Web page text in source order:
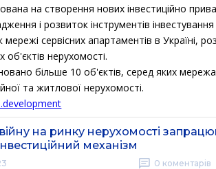
на створення нових інвестиційно
і розвиток інструментів інвестування
сервісних апартаментів в Україні,
нерухомості.
більше 10 об'єктів, серед яких мережа
та житлової нерухомості.
на ринку нерухомості
механізм
0 коментарів